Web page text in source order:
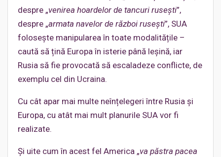
despre „venirea hoardelor de tancuri rusești”,
despre „armata navelor de război rusești”, SUA
folosește manipularea în toate modalitățile –
caută să țină Europa în isterie până leșină, iar
Rusia să fie provocată să escaladeze conflicte, de
exemplu cel din Ucraina.
Cu cât apar mai multe neînțelegeri între Rusia și
Europa, cu atât mai mult planurile SUA vor fi
realizate.
Și uite cum în acest fel America „va păstra pacea